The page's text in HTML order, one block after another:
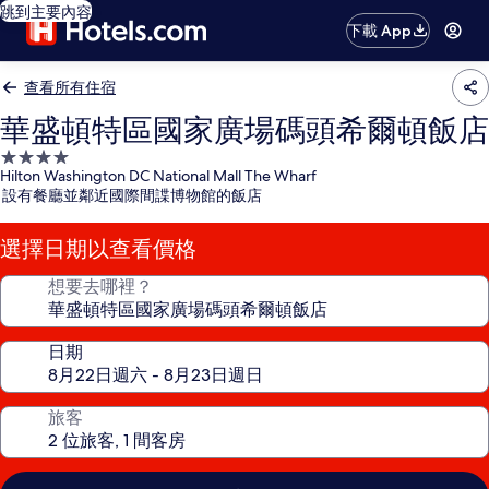
跳到主要內容
下載 App
查看所有住宿
華盛頓特區國家廣場碼頭希爾頓飯店
4.0
星
級
住
宿
Hilton Washington DC National Mall The Wharf
設有餐廳並鄰近國際間諜博物館的飯店
選擇日期以查看價格
想要去哪裡？
日期
旅客